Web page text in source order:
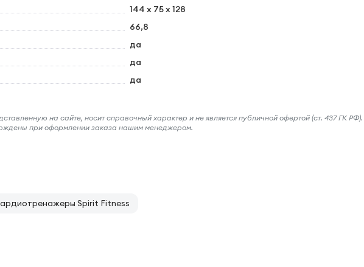
144 x 75 x 128
66,8
да
да
да
на сайте, носит справочный характер и не является публичной офертой (ст. 437 ГК РФ).
при оформлении заказа нашим менеджером.
Spirit Fitness